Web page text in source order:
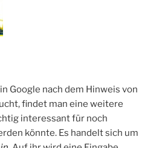
Google nach dem Hinweis von
findet man eine weitere
interessant für noch
könnte. Es handelt sich um